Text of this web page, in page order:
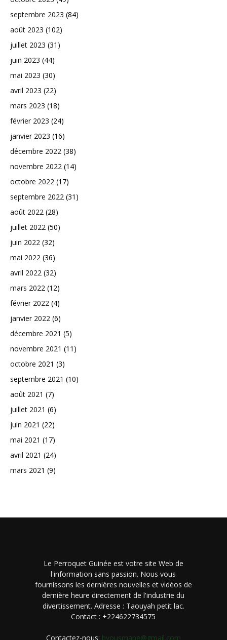
septembre 2023 (84)
août 2023 (102)
juillet 2023 (31)
juin 2023 (44)
mai 2023 (30)
avril 2023 (22)
mars 2023 (18)
février 2023 (24)
janvier 2023 (16)
décembre 2022 (38)
novembre 2022 (14)
octobre 2022 (17)
septembre 2022 (31)
août 2022 (28)
juillet 2022 (50)
juin 2022 (32)
mai 2022 (36)
avril 2022 (32)
mars 2022 (12)
février 2022 (4)
janvier 2022 (6)
décembre 2021 (5)
novembre 2021 (11)
octobre 2021 (3)
septembre 2021 (10)
août 2021 (7)
juillet 2021 (6)
juin 2021 (22)
mai 2021 (17)
avril 2021 (24)
mars 2021 (9)
Le Perroquet Guinée est votre site Web de
l'information sans passion. Nous vous
fournissons les dernières nouvelles et vidéos de
dernière heure directement de l'industrie du
divertissement. Adresse : Taouyah petit lac.
Contact : +224622734575
Contactez-nous: byousmane@gmail.com